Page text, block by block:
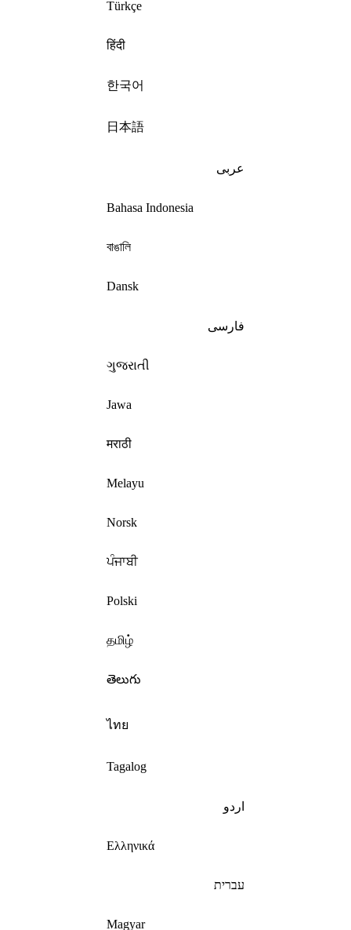
Türkçe
हिंदी
한국어
日本語
عربى
Bahasa Indonesia
বাঙালি
Dansk
فارسی
ગુજરાતી
Jawa
मराठी
Melayu
Norsk
ਪੰਜਾਬੀ
Polski
தமிழ்
తెలుగు
ไทย
Tagalog
اردو
Ελληνικά
עברית
Magyar